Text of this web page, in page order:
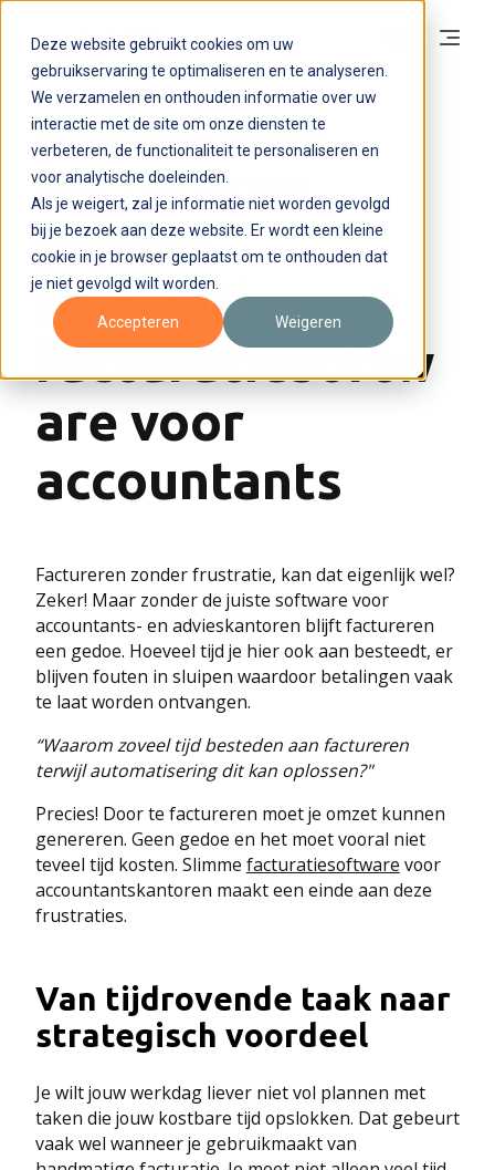
Deze website gebruikt cookies om uw
gebruikservaring te optimaliseren en te analyseren.
We verzamelen en onthouden informatie over uw
interactie met de site om onze diensten te
verbeteren, de functionaliteit te personaliseren en
voor analytische doeleinden.
Als je weigert, zal je informatie niet worden gevolgd
bij je bezoek aan deze website. Er wordt een kleine
cookie in je browser geplaatst om te onthouden dat
je niet gevolgd wilt worden.
Accepteren Weigeren
Nov 3, 2025 4:33:41 PM RADAR360
Factureren
zonder
frustratie met
facturatiesoftw
are voor
accountants
Factureren zonder frustratie, kan dat eigenlijk wel?
Zeker! Maar zonder de juiste software voor
accountants- en advieskantoren blijft factureren
een gedoe. Hoeveel tijd je hier ook aan besteedt, er
blijven fouten in sluipen waardoor betalingen vaak
te laat worden ontvangen.
“Waarom zoveel tijd besteden aan factureren
terwijl automatisering dit kan oplossen?"
Precies! Door te factureren moet je omzet kunnen
genereren. Geen gedoe en het moet vooral niet
teveel tijd kosten. Slimme facturatiesoftware voor
accountantskantoren maakt een einde aan deze
frustraties.
Van tijdrovende taak naar
strategisch voordeel
Je wilt jouw werkdag liever niet vol plannen met
taken die jouw kostbare tijd opslokken. Dat gebeurt
vaak wel wanneer je gebruikmaakt van